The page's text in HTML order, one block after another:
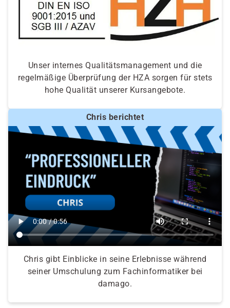
Unser internes Qualitätsmanagement und die
regelmäßige Überprüfung der HZA sorgen für stets
hohe Qualität unserer Kursangebote.
Chris berichtet
Chris gibt Einblicke in seine Erlebnisse während
seiner Umschulung zum Fachinformatiker bei
damago.